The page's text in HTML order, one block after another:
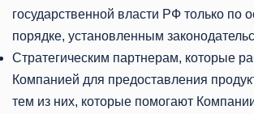
государственной власти РФ только по
порядке, установленным
Стратегическим партнерам, которые
Компанией для предоставления
тем из них, которые помогают